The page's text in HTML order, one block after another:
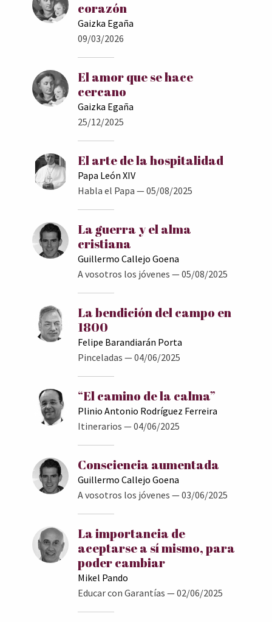
corazón
Gaizka Egaña
09/03/2026
El amor que se hace
cercano
Gaizka Egaña
25/12/2025
El arte de la hospitalidad
Papa León XIV
Habla el Papa — 05/08/2025
La guerra y el alma
cristiana
Guillermo Callejo Goena
A vosotros los jóvenes — 05/08/2025
La bendición del campo en
1800
Felipe Barandiarán Porta
Pinceladas — 04/06/2025
“El camino de la calma”
Plinio Antonio Rodríguez Ferreira
Itinerarios — 04/06/2025
Consciencia aumentada
Guillermo Callejo Goena
A vosotros los jóvenes — 03/06/2025
La importancia de
aceptarse a sí mismo, para
poder cambiar
Mikel Pando
Educar con Garantías — 02/06/2025